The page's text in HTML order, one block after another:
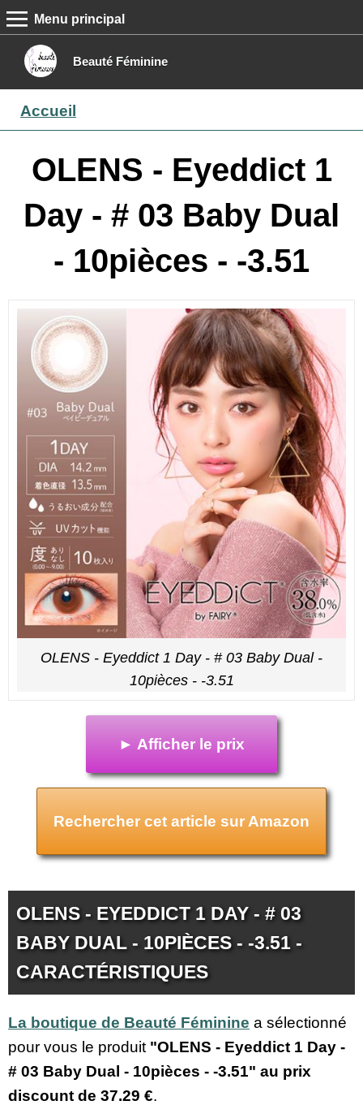
Beauté Féminine
MENU PRINCIPAL
Menu principal
Boutique
Contact
Accueil
OLENS - Eyeddict 1
Day - # 03 Baby Dual
- 10pièces - -3.51
OLENS - Eyeddict 1 Day - # 03 Baby Dual -
10pièces - -3.51
► Afficher le prix
Rechercher cet article sur Amazon
OLENS - EYEDDICT 1 DAY - # 03
BABY DUAL - 10PIÈCES - -3.51 -
CARACTÉRISTIQUES
La boutique de Beauté Féminine a sélectionné
pour vous le produit "OLENS - Eyeddict 1 Day -
# 03 Baby Dual - 10pièces - -3.51" au prix
discount de 37.29 €.